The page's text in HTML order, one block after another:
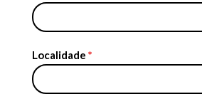
Localidade *